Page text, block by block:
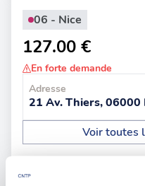
06 - Nice
127.00 €
En forte demande
Adresse
21 Av. Thiers, 06000
Voir toutes